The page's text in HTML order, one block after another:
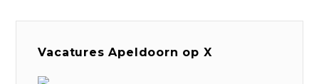
Vacatures Apeldoorn op X